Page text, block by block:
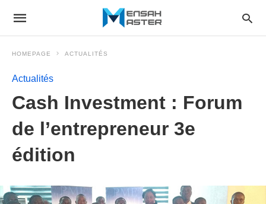
HOMEPAGE ACTUALITÉS
Actualités
Cash Investment : Forum
de l’entrepreneur 3e
édition